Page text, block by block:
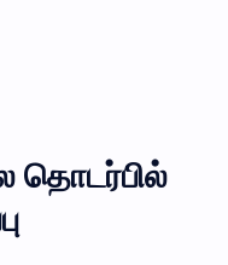
தொடர்பில்